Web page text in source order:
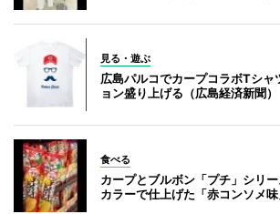
見る・遊ぶ
広島パルコでカープコラボTシャ
ョン盛り上げる（広島経済新聞）
食べる
カープとブルボン「プチ」シリ
カラーで仕上げた「赤コンソメ味